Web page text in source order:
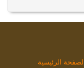
الرئيسية